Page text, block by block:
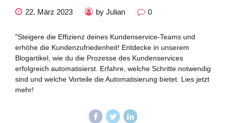
22. März 2023 by Julian 0
"Steigere die Effizienz deines Kundenservice-Teams und
erhöhe die Kundenzufriedenheit! Entdecke in unserem
Blogartikel, wie du die Prozesse des Kundenservices
erfolgreich automatisierst. Erfahre, welche Schritte notwendig
sind und welche Vorteile die Automatisierung bietet. Lies jetzt
mehr!